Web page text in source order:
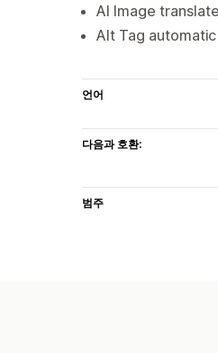
AI Image
Alt Tag
언어
다음과 호환:
범주